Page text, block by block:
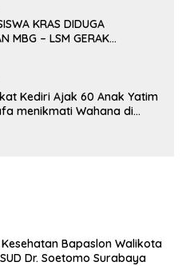
KRAS DIDUGA
MBG – LSM GERAK
LAYAK
Kediri Ajak 60 Anak Yatim
menikmati Wahana di
Bapaslon Walikota
Dr. Soetomo Surabaya